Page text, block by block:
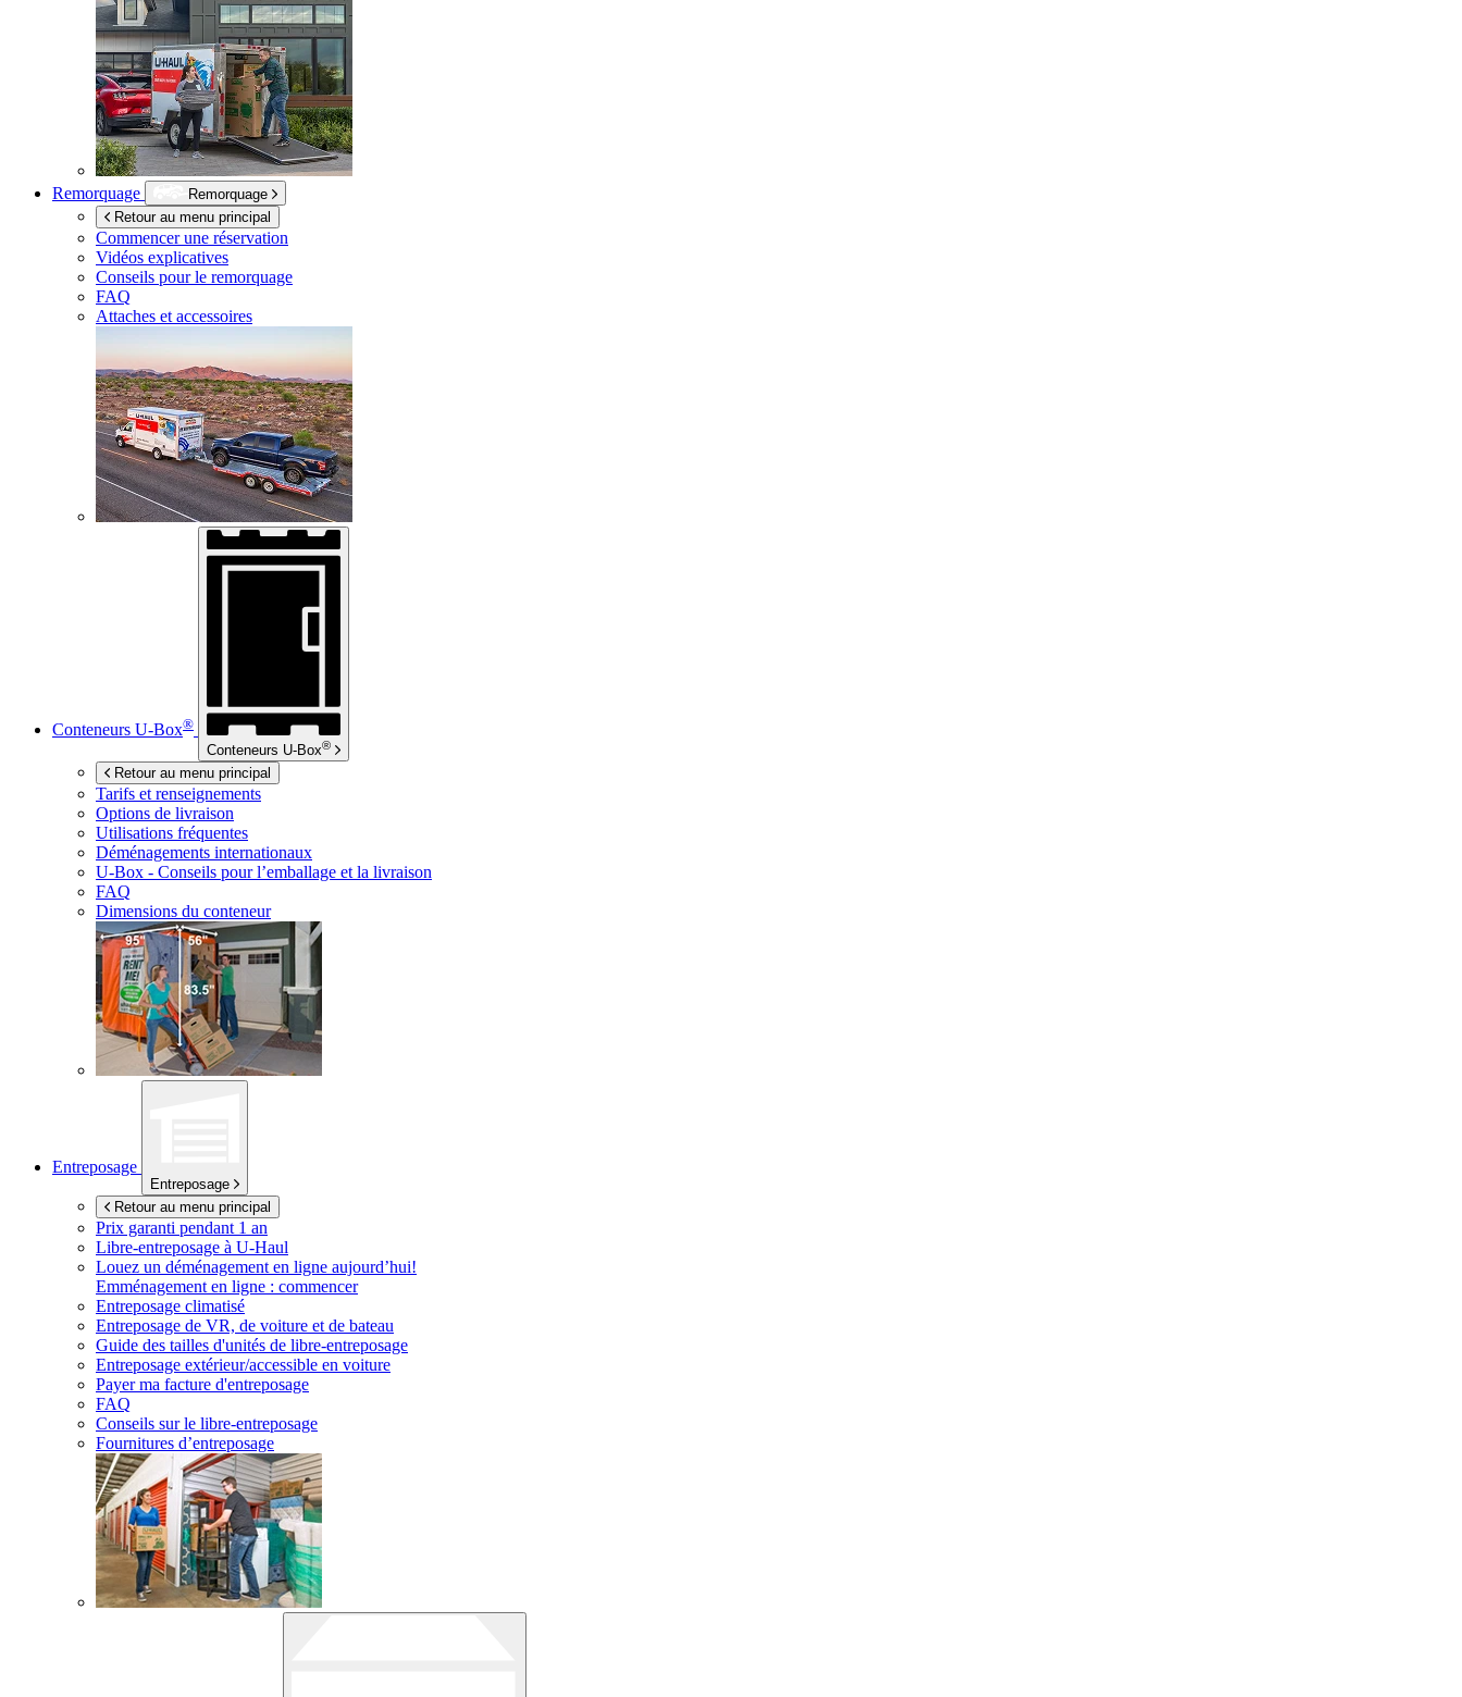
Remorquage
Remorquage
Retour au menu principal
Commencer une réservation
Vidéos explicatives
Conseils pour le remorquage
FAQ
Attaches et accessoires
Conteneurs U-Box®
Conteneurs U-Box®
Retour au menu principal
Tarifs et renseignements
Options de livraison
Utilisations fréquentes
Déménagements internationaux
U-Box - Conseils pour l’emballage et la livraison
FAQ
Dimensions du conteneur
Entreposage
Entreposage
Retour au menu principal
Prix garanti pendant 1 an
Libre-entreposage à U-Haul
Louez un déménagement en ligne aujourd’hui!
Emménagement en ligne : commencer
Entreposage climatisé
Entreposage de VR, de voiture et de bateau
Guide des tailles d'unités de libre-entreposage
Entreposage extérieur/accessible en voiture
Payer ma facture d'entreposage
FAQ
Conseils sur le libre-entreposage
Fournitures d’entreposage